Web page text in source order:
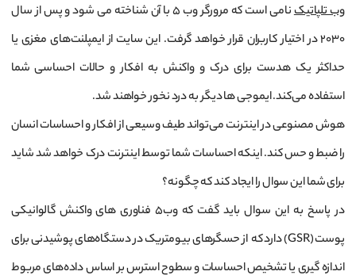
وب تلپاتیک
نامی است که مرورگر وب 5 با آن شناخته می شود و پس از سال
2030 در اختیار کاربران قرار خواهد گرفت. این سایت از ایمپلنت‌های مغزی یا
حداکثر یک هدست برای درک و واکنش به افکار و حالات احساسی شما
استفاده می‌کند. ایموجی ها دیگر به درد نخور خواهند شد.
هوش مصنوعی در اینترنت می‌تواند طیف وسیعی از افکار و احساسات انسان
را ضبط و حس کند. اینکه احساسات شما توسط اینترنت درک خواهد شد شاید
برای شما این سوال را ایجاد کند که چگونه؟
در پاسخ به این سوال باید گفت که وب5 فناوری ‌های واکنش گالوانیکی
پوست (GSR) دارد که از حسگرهای بیومتریک در دستگاه‌های پوشیدنی برای
اندازه ‌گیری یا تشخیص احساسات و سطوح استرس بر اساس داده‌های مربوط